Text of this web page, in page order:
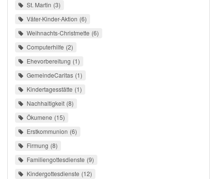
St. Martin 3
Väter-Kinder-Aktion 6
Weihnachts-Christmette 6
Computerhilfe 2
Ehevorbereitung 1
GemeindeCaritas 1
Kindertagesstätte 1
Nachhaltigkeit 8
Ökumene 15
Erstkommunion 6
Firmung 8
Familiengottesdienste 9
Kindergottesdienste 12